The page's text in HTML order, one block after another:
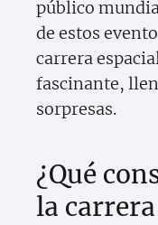
público
de estos
carrera
fascinante,
sorpresas.
¿Qué
la